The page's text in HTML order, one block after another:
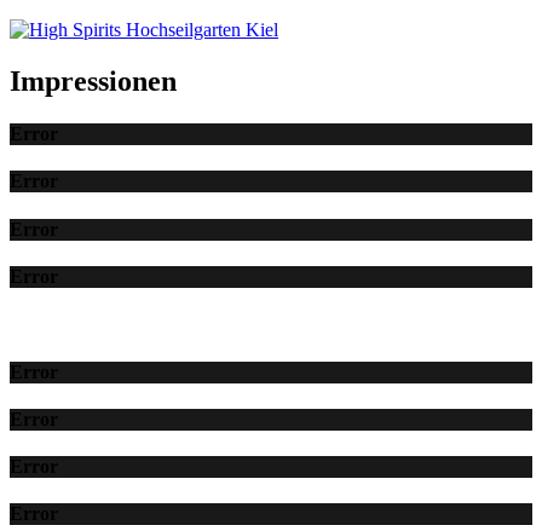
Impressionen
Error
Error
Error
Error
Error
Error
Error
Error